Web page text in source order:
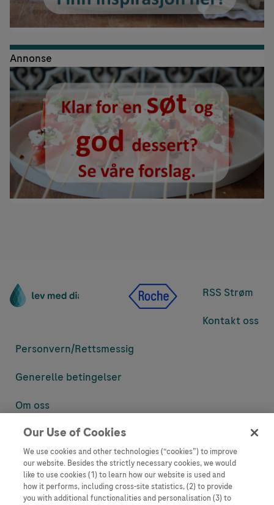
Annonse
RSS Strøm
Kontakt oss
Personvern/Rettsmessig
Generelle betingelser
Om oss
Denne nettsiden inneholder informasjon som er målsatt til en stor
informasjon som ellers ikke er tilgjengelig eller gyldig i ditt land.
Vennligst vær oppmerksom på at vi ikke tar noe ansvar for tilgang til
informasjon som muligens ikke er i samsvar med noen gyldig juridisk
prosess, regulering, registrering eller bruk i bostedslandet ditt.
Our Use of Cookies
We use cookies and other technologies (“cookies”) to improve
our website. Besides the strictly necessary cookies, we would
like to use cookies (1) to learn how our website is used and
how it performs, including cross-site statistics, (2) to provide
you with additional functionalities and personalisation (3) to